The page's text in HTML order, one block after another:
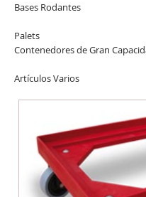
Bases Rodantes
Palets
Contenedores de Gran
Artículos Varios